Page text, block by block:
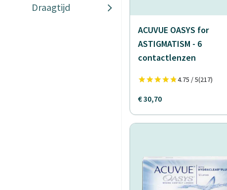
Draagtijd
ACUVUE OASYS for
ASTIGMATISM - 6
contactlenzen
4.75 / 5(217)
€ 30,70